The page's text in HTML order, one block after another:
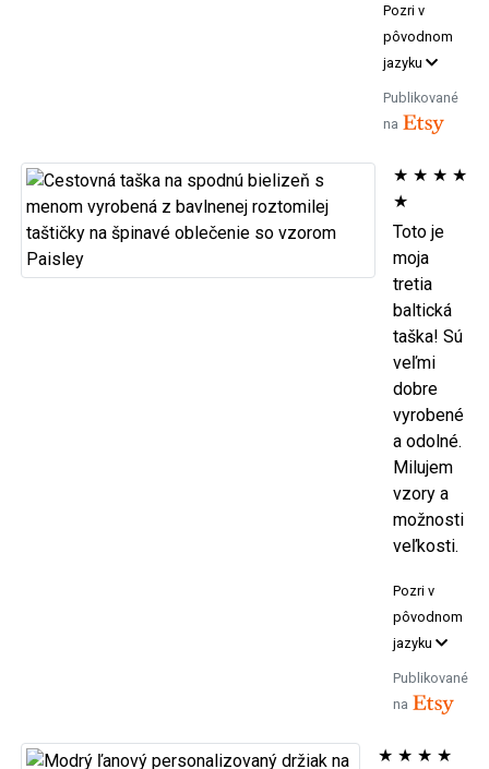
Pozri v
pôvodnom
jazyku
Publikované
na
★ ★ ★ ★
★
Toto je
moja
tretia
baltická
taška! Sú
veľmi
dobre
vyrobené
a odolné.
Milujem
vzory a
možnosti
veľkosti.
Pozri v
pôvodnom
jazyku
Publikované
na
★ ★ ★ ★